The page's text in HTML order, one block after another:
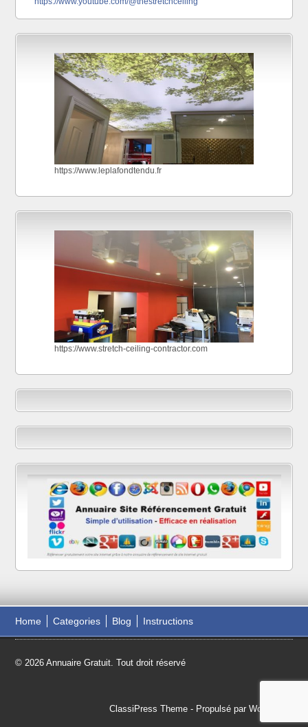
https://www.leplafondtendu.fr
https://www.stretch-ceiling-contractor.com
Home Categories Blog Instructions
© 2026 Annuaire Gratuit. Tout droit réservé
ClassiPress Theme- Propulsé par WordPress